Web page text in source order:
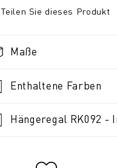
Teilen Sie dieses Produkt
Maße
Enthaltene Farben
Hängeregal RK092 -